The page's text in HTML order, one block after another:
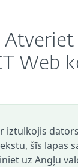
Atveriet
Web
iztulkojis
šīs lapas
uz Angļu